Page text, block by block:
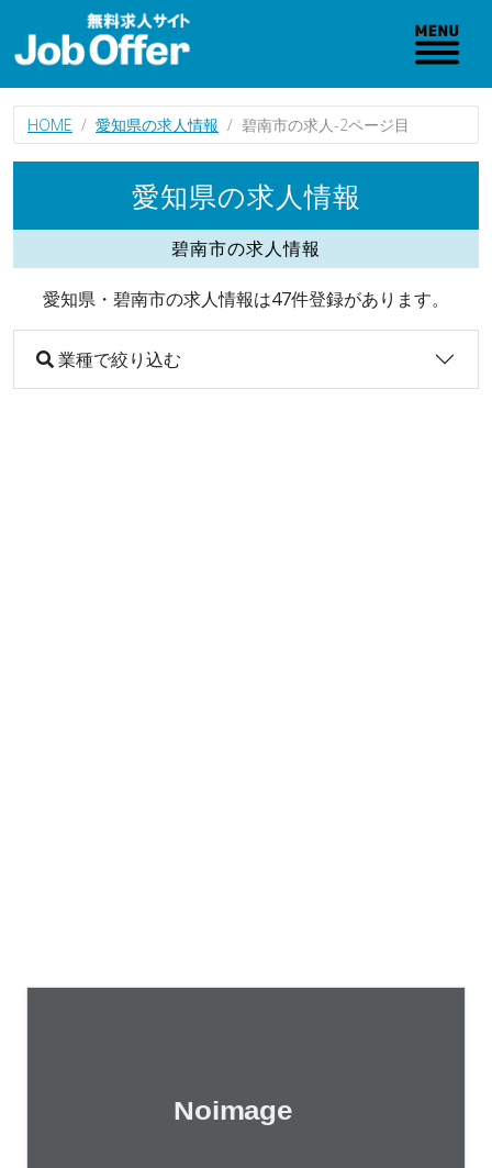
HOME 愛知県の求人情報 碧南市の求人-2ページ目
愛知県の求人情報
碧南市の求人情報
愛知県・碧南市の求人情報は47件登録があります。
業種で絞り込む